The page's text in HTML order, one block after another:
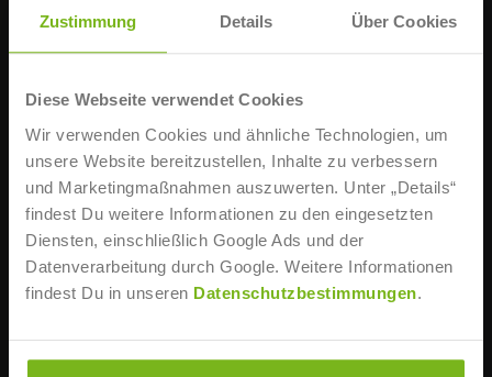
Zustimmung Details Über Cookies
Diese Webseite verwendet Cookies
Wir verwenden Cookies und ähnliche Technologien, um
unsere Website bereitzustellen, Inhalte zu verbessern
und Marketingmaßnahmen auszuwerten. Unter „Details“
findest Du weitere Informationen zu den eingesetzten
Diensten, einschließlich Google Ads und der
Datenverarbeitung durch Google. Weitere Informationen
findest Du in unseren Datenschutzbestimmungen.
D-40233 Düsseldorf
Mo., Mi., Fr. 8:30 – 18 Uhr
Di., Do. 8:30 – 20 Uhr
info@ist-hochschule.de
WEITERE INFOS
Online-Studium
IHK-Fachwirt-Weiterbildungen
Sportmanagement studieren